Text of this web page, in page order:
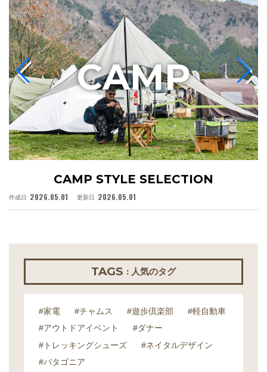
CAMP STYLE SELECTION
作成日 2026.05.01 更新日 2026.05.01
CAMP
TAGS : 人気のタグ
#家電 #チャムス #遊歩倶楽部
#軽自動車
#アウトドアイベント
#ダナー
#トレッキングシューズ
#ネイタルデザイン
#パタゴニア